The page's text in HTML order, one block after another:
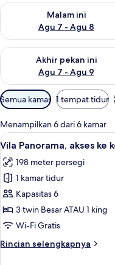
Malam ini
Agu 7 - Agu 8
Periksa ketersediaan
Akhir pekan ini
Agu 7 - Agu 9
Periksa ketersediaan
Filter
tersedia
untuk
kamar
Semua kamar 1 tempat tidur
Menampilkan 6 dari 6 kamar
Lihat
semua
foto
untuk
Vila
Panorama,
akses
kolam
15
Vila Panorama, akses ke
198 meter persegi
1 kamar tidur
Kapasitas 6
3 twin Besar ATAU 1 king
Wi-Fi Gratis
Rincian selengkapnya
Rincian